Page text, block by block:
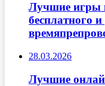
Лучшие игры
бесплатного
28.03.2026
Лучшие